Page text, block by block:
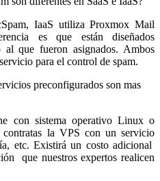
IaaS utiliza Proxmox Mail
es que están diseñados
al que fueron asignados. Ambos
para el control de spam.
preconfigurados son mas
con sistema operativo Linux o
la VPS con un servicio
etc. Existirá un costo adicional
que nuestros expertos realicen